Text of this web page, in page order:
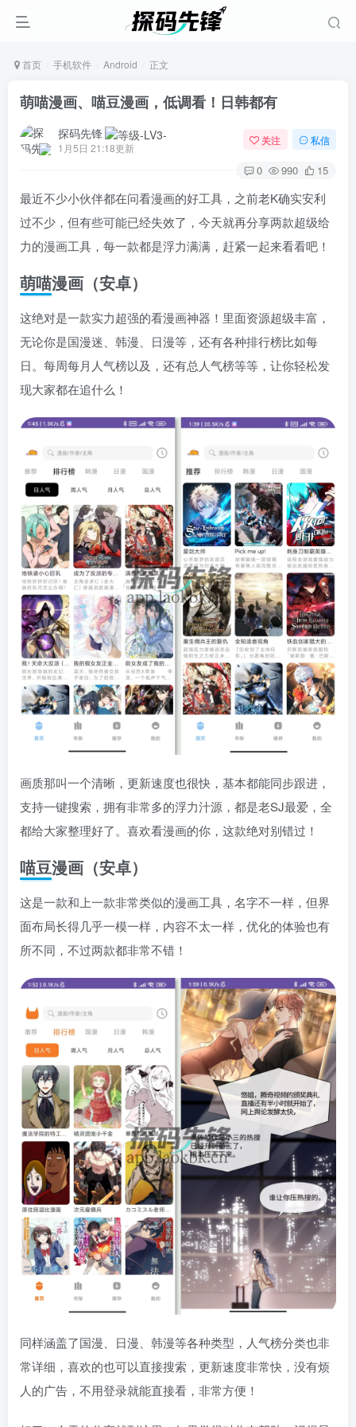
首页 手机软件 Android 正文
萌喵漫画、喵豆漫画，低调看！日韩都有
探码先锋
1月5日 21:18更新
关注 私信
0 990 15
最近不少小伙伴都在问看漫画的好工具，之前老K确实安利
过不少，但有些可能已经失效了，今天就再分享两款超级给
力的漫画工具，每一款都是浮力满满，赶紧一起来看看吧！
萌喵漫画（安卓）
这绝对是一款实力超强的看漫画神器！里面资源超级丰富，
无论你是国漫迷、韩漫、日漫等，还有各种排行榜比如每
日。每周每月人气榜以及，还有总人气榜等等，让你轻松发
现大家都在追什么！
画质那叫一个清晰，更新速度也很快，基本都能同步跟进，
支持一键搜索，拥有非常多的浮力汁源，都是老SJ最爱，全
都给大家整理好了。喜欢看漫画的你，这款绝对别错过！
喵豆漫画（安卓）
这是一款和上一款非常类似的漫画工具，名字不一样，但界
面布局长得几乎一模一样，内容不太一样，优化的体验也有
所不同，不过两款都非常不错！
同样涵盖了国漫、日漫、韩漫等各种类型，人气榜分类也非
常详细，喜欢的也可以直接搜索，更新速度非常快，没有烦
人的广告，不用登录就能直接看，非常方便！